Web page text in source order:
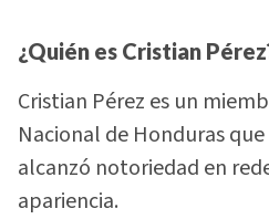
¿Quién es Cristian
Cristian Pérez es un
Nacional de Honduras
alcanzó notoriedad en
apariencia.